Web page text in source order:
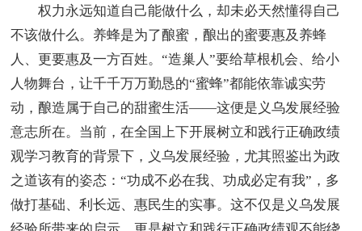
权力永远知道自己能做什么，却未必天然懂得自己
不该做什么。养蜂是为了酿蜜，酿出的蜜要惠及养蜂
人、更要惠及一方百姓。“造巢人”要给草根机会、给小
人物舞台，让千千万万勤恳的“蜜蜂”都能依靠诚实劳
动，酿造属于自己的甜蜜生活——这便是义乌发展经验
意志所在。当前，在全国上下开展树立和践行正确政绩
观学习教育的背景下，义乌发展经验，尤其照鉴出为政
之道该有的姿态：“功成不必在我、功成必定有我”，多
做打基础、利长远、惠民生的实事。这不仅是义乌发展